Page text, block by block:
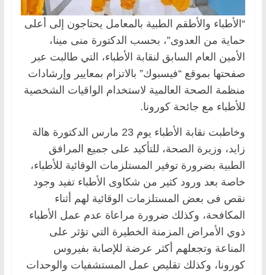
“الأطباء والأطقم الطبية بالمعامل يحتاجون إلى أعلى
حماية من العدوى”، بحسب الدكتورة منى مينا،
الأمين العام السابق لنقابة الأطباء، التي طالبت عبر
صفحتها بموقع “فيسبوك” بالاتزام بمعايير وإرشادات
منظمة الصحة العالمية لاستخدام الواقيات الشخصية
للأطباء مع جائحة كورونا.
وخاطبت نقابة الأطباء يوم 23 مارس الدكتورة هالة
زايد، وزيرة الصحة، للتأكيد على جميع المرافق
الطبية بضرورة توفير المستلزمات الوقائية للأطباء،
خاصة بعد ورود كثير من شكاوى الأطباء تفيد وجود
نقص فى بعض المستلزمات الوقائية لهم أثناء
المكافحة، وكذلك ضرورة مراعاة عدم عمل الأطباء
ذوي الأمراض المزمنة الخطيرة التي تؤثر على
المناعة وتجعلهم أكثر عرضة للإصابة بفيروس
كورونا، وكذلك تقليص عمل المستشفيات والوحدات